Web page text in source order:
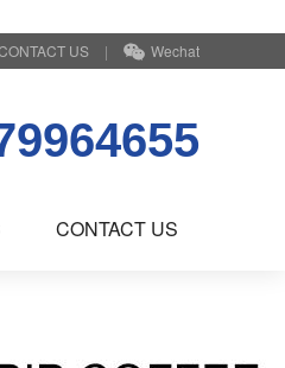
US | Wechat
CONTACT US